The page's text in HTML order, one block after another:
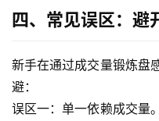
四、常见误区：避
新手在通过成交量锻炼盘
避：
误区一：单一依赖成交量